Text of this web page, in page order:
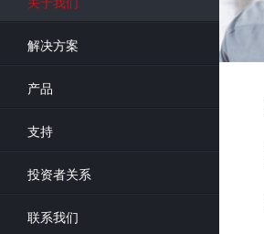
关于我们
解决方案
产品
支持
投资者关系
联系我们